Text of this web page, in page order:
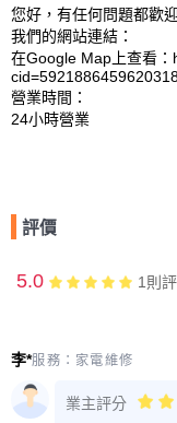
您好，有任何問題都歡
我們的網站連結：
在Google Map上查看
營業時間：
評價
5.0 1 則
李*服務： 家電維修
業主評分